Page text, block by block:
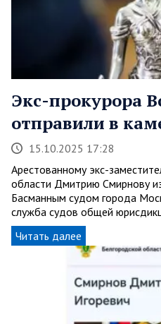
Экс-прокурора
отправили в
15.10.2025 17:28
Арестованному экс-
области Дмитрию Смирнову
Басманным судом города
служба судов общей
Читать далее